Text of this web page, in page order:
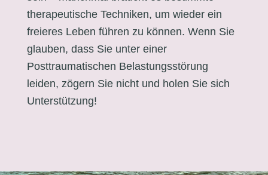
therapeutische Techniken, um wieder ein
freieres Leben führen zu können. Wenn Sie
glauben, dass Sie unter einer
Posttraumatischen Belastungsstörung
leiden, zögern Sie nicht und holen Sie sich
Unterstützung!